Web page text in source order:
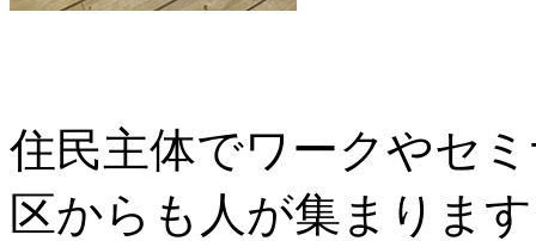
住民主体でワークやセ
区からも人が集まりま